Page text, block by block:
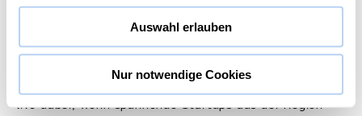
Auswahl erlauben
Nur notwendige Cookies
Pitch Halbfinale kommt nach Aachen in die RWTH! Sei
live dabei, wenn spannende Startups aus der Region